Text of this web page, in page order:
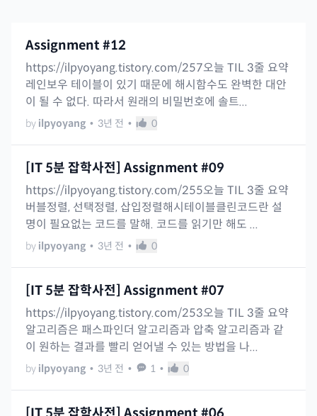
Assignment #12
https://ilpyoyang.tistory.com/257오늘 TIL 3줄 요약
레인보우 테이블이 있기 때문에 해시함수도 완벽한 대안
이 될 수 없다. 따라서 원래의 비밀번호에 솔트...
by ilpyoyang • 3년 전 • 0
[IT 5분 잡학사전] Assignment #09
https://ilpyoyang.tistory.com/255오늘 TIL 3줄 요약
버블정렬, 선택정렬, 삽입정렬해시테이블클린코드란 설
명이 필요없는 코드를 말해. 코드를 읽기만 해도 ...
by ilpyoyang • 3년 전 • 0
[IT 5분 잡학사전] Assignment #07
https://ilpyoyang.tistory.com/253오늘 TIL 3줄 요약
알고리즘은 패스파인더 알고리즘과 압축 알고리즘과 같
이 원하는 결과를 빨리 얻어낼 수 있는 방법을 나...
by ilpyoyang • 3년 전 • 1 • 0